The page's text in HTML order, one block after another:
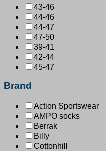
43-46
44-46
44-47
47-50
39-41
42-44
45-47
Brand
Action Sportswear
AMPO socks
Berrak
Billy
Cottonhill